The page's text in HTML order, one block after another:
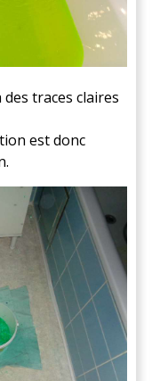
traces claires
est donc